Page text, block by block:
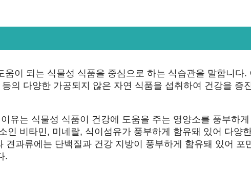
이 되는 식물성 식품을 중심으로 하는 식습관을 말합니다.
의 다양한 가공되지 않은 자연 식품을 섭취하여 건강을 증
유는 식물성 식품이 건강에 도움을 주는 영양소를 풍부하
인 비타민, 미네랄, 식이섬유가 풍부하게 함유돼 있어 다양
과류에는 단백질과 건강 지방이 풍부하게 함유돼 있어 포
.